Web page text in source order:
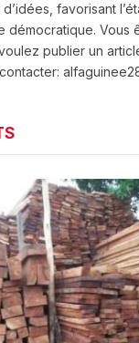
favorisant
démocratique. Vous
publier un